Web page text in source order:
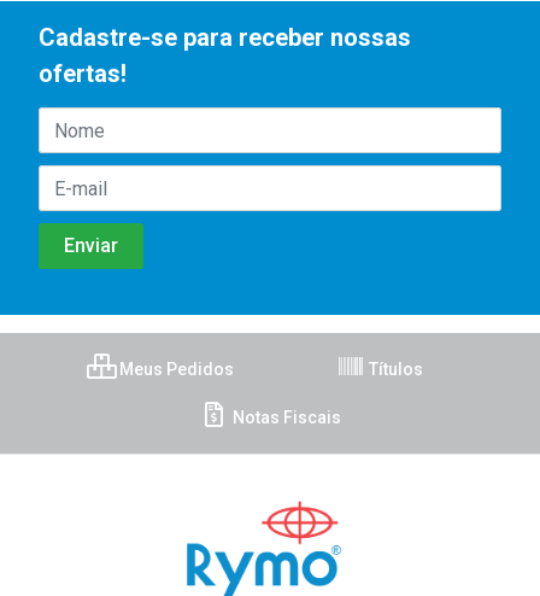
Cadastre-se para receber nossas
ofertas!
Meus Pedidos Títulos
Notas Fiscais